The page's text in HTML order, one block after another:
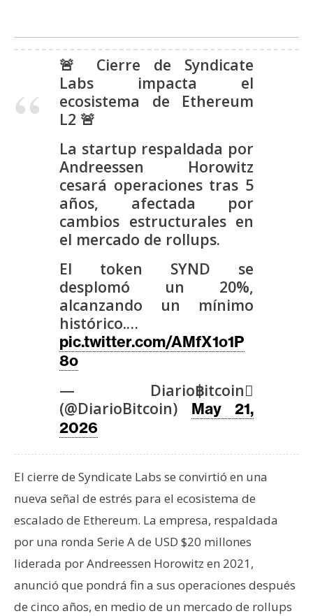
s
e
c
u
r
s
o
s
🚨 Cierre de Syndicate
Labs impacta el
ecosistema de Ethereum
L2 🚨
La startup respaldada por
Andreessen Horowitz
cesará operaciones tras 5
años, afectada por
cambios estructurales en
el mercado de rollups.
El token SYND se
desplomó un 20%,
alcanzando un mínimo
histórico.…
pic.twitter.com/AMfX1o1P
8o
— Diario฿itcoin
(@DiarioBitcoin) May 21,
2026
El cierre de Syndicate Labs se convirtió en una
nueva señal de estrés para el ecosistema de
escalado de Ethereum. La empresa, respaldada
por una ronda Serie A de USD $20 millones
liderada por Andreessen Horowitz en 2021,
anunció que pondrá fin a sus operaciones después
de cinco años, en medio de un mercado de rollups